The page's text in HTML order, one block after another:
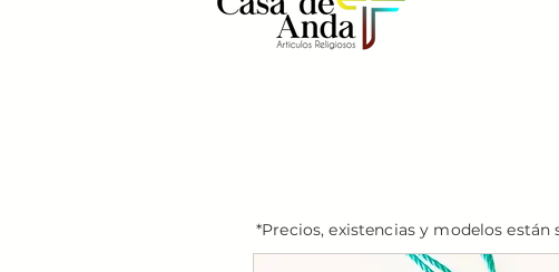
*Precios, existencias y modelos